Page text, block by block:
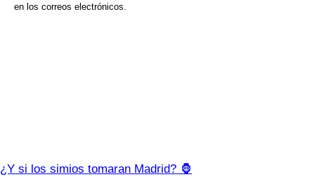
en los correos electrónicos.
¿Y si los simios tomaran Madrid? 🦍